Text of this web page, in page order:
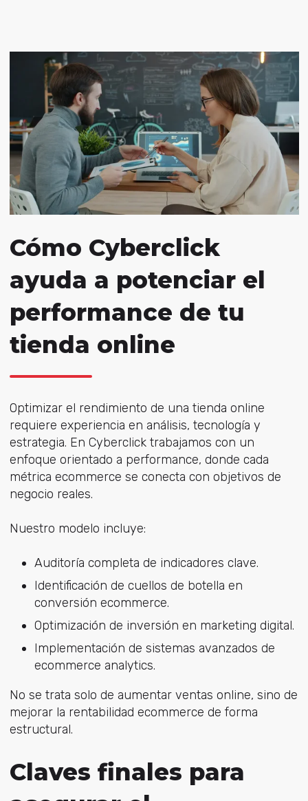
Cómo Cyberclick
ayuda a potenciar el
performance de tu
tienda online
Optimizar el rendimiento de una tienda online
requiere experiencia en análisis, tecnología y
estrategia. En Cyberclick trabajamos con un
enfoque orientado a performance, donde cada
métrica ecommerce se conecta con objetivos de
negocio reales.
Nuestro modelo incluye:
Auditoría completa de indicadores clave.
Identificación de cuellos de botella en
conversión ecommerce.
Optimización de inversión en marketing digital.
Implementación de sistemas avanzados de
ecommerce analytics.
No se trata solo de aumentar ventas online, sino de
mejorar la rentabilidad ecommerce de forma
estructural.
Claves finales para